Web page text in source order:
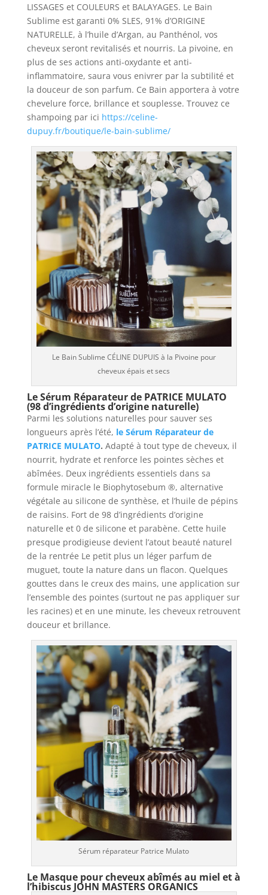
LISSAGES et COULEURS et BALAYAGES. Le Bain
Sublime est garanti 0% SLES, 91% d’ORIGINE
NATURELLE, à l’huile d’Argan, au Panthénol, vos
cheveux seront revitalisés et nourris. La pivoine, en
plus de ses actions anti-oxydante et anti-
inflammatoire, saura vous enivrer par la subtilité et
la douceur de son parfum. Ce Bain apportera à votre
chevelure force, brillance et souplesse. Trouvez ce
shampoing par ici https://celine-
dupuy.fr/boutique/le-bain-sublime/
Le Bain Sublime CÉLINE DUPUIS à la Pivoine pour
cheveux épais et secs
Le Sérum Réparateur de PATRICE MULATO
(98 d’ingrédients d’origine naturelle)
Parmi les solutions naturelles pour sauver ses
longueurs après l’été, le Sérum Réparateur de
PATRICE MULATO. Adapté à tout type de cheveux, il
nourrit, hydrate et renforce les pointes sèches et
abîmées. Deux ingrédients essentiels dans sa
formule miracle le Biophytosebum ®, alternative
végétale au silicone de synthèse, et l’huile de pépins
de raisins. Fort de 98 d’ingrédients d’origine
naturelle et 0 de silicone et parabène. Cette huile
presque prodigieuse devient l’atout beauté naturel
de la rentrée Le petit plus un léger parfum de
muguet, toute la nature dans un flacon. Quelques
gouttes dans le creux des mains, une application sur
l’ensemble des pointes (surtout ne pas appliquer sur
les racines) et en une minute, les cheveux retrouvent
douceur et brillance.
Sérum réparateur Patrice Mulato
Le Masque pour cheveux abîmés au miel et à
l’hibiscus JOHN MASTERS ORGANICS